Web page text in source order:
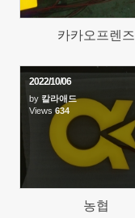
카카오프렌즈
2022/10/06
by 칼라애드
Views634
농협